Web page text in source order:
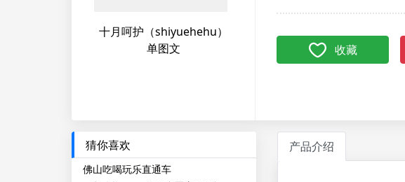
十月呵护（shiyuehehu）
单图文
收藏
猜你喜欢
佛山吃喝玩乐直通车
产品介绍